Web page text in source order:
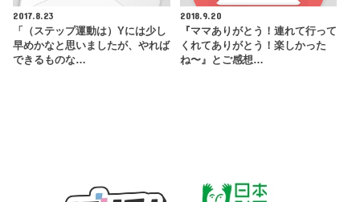
2017.8.23
「（ステップ運動は）Yには少し
早めかなと思いましたが、やれば
できるものな…
2018.9.20
『ママありがとう！連れて行って
くれてありがとう！楽しかった
ね〜』とご感想…